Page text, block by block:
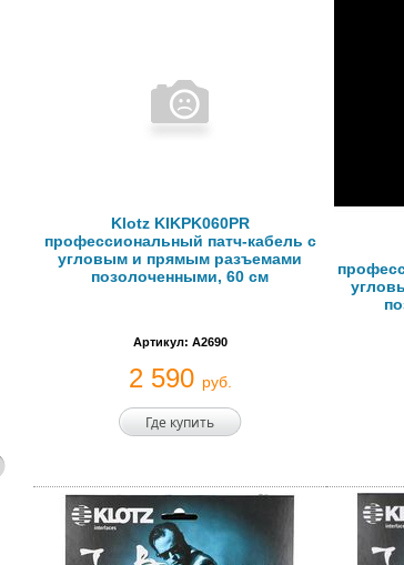
Klotz KIKPK060PR
профессиональный патч-кабель с
угловым и прямым разъемами
позолоченными, 60 см
Артикул: A2690
2 590 руб.
Где купить